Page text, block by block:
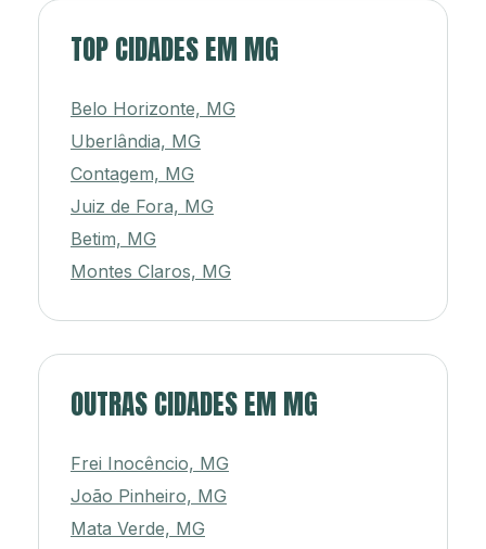
TOP CIDADES EM MG
Belo Horizonte, MG
Uberlândia, MG
Contagem, MG
Juiz de Fora, MG
Betim, MG
Montes Claros, MG
OUTRAS CIDADES EM MG
Frei Inocêncio, MG
João Pinheiro, MG
Mata Verde, MG